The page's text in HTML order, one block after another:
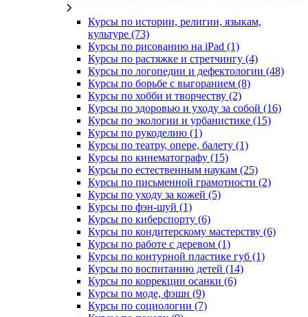
Курсы по истории, религии, языкам,
культуре (73)
Курсы по рисованию на iPad (1)
Курсы по растяжке и стретчингу (4)
Курсы по логопедии и дефектологии (48)
Курсы по борьбе с выгоранием (8)
Курсы по хобби и творчеству (2)
Курсы по здоровью и уходу за собой (16)
Курсы по экологии и урбанистике (15)
Курсы по рукоделию (1)
Курсы по театру, опере, балету (1)
Курсы по кинематографу (15)
Курсы по естественным наукам (25)
Курсы по письменной грамотности (2)
Курсы по уходу за кожей (5)
Курсы по фэн-шуй (1)
Курсы по киберспорту (6)
Курсы по кондитерскому мастерству (6)
Курсы по работе с деревом (1)
Курсы по контурной пластике губ (1)
Курсы по воспитанию детей (14)
Курсы по коррекции осанки (6)
Курсы по моде, фэшн (9)
Курсы по социологии (7)